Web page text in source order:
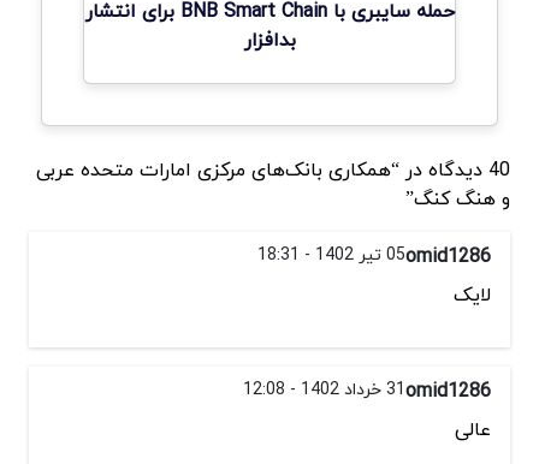
حمله سایبری با BNB Smart Chain برای انتشار
بدافزار
40 دیدگاه در “همکاری بانک‌های مرکزی امارات متحده عربی
و هنگ کنگ”
omid128605 تیر 1402 - 18:31
لایک
omid128631 خرداد 1402 - 12:08
عالی